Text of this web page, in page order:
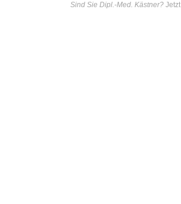
Sind Sie Dipl.-Med. Kästner? Jetzt